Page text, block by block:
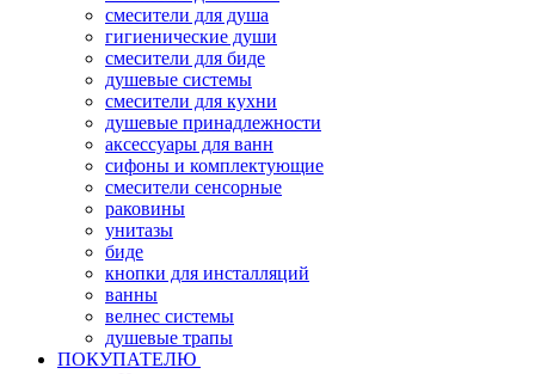
смесители для душа
гигиенические души
смесители для биде
душевые системы
смесители для кухни
душевые принадлежности
аксессуары для ванн
сифоны и комплектующие
смесители сенсорные
раковины
унитазы
биде
кнопки для инсталляций
ванны
велнес системы
душевые трапы
ПОКУПАТЕЛЮ